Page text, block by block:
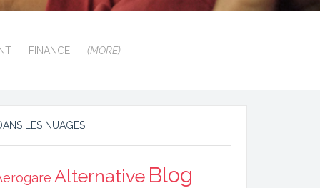
FINANCE (MORE)
LES NUAGES :
Alternative Blog